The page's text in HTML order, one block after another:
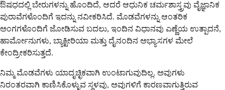
ಔಷಧದಲ್ಲಿ ಬೇರುಗಳನ್ನು ಹೊಂದಿದೆ, ಆದರೆ ಆಧುನಿಕ ಚರ್ಮಶಾಸ್ತ್ರವು ವೈಜ್ಞಾನಿಕ
ಪುರಾವೆಗಳೊಂದಿಗೆ ಇದನ್ನು ನವೀಕರಿಸಿದೆ. ಮೊಡವೆಗಳನ್ನು ಆಂತರಿಕ
ಅಂಗಗಳೊಂದಿಗೆ ಜೋಡಿಸುವ ಬದಲು, ಇಂದಿನ ವಿಧಾನವು ಎಣ್ಣೆಯ ಉತ್ಪಾದನೆ,
ಹಾರ್ಮೋನುಗಳು, ಬ್ಯಾಕ್ಟೀರಿಯಾ ಮತ್ತು ದೈನಂದಿನ ಅಭ್ಯಾಸಗಳ ಮೇಲೆ
ಕೇಂದ್ರೀಕರಿಸುತ್ತದೆ.
ನಿಮ್ಮ ಮೊಡವೆಗಳು ಯಾದೃಚ್ಛಿಕವಾಗಿ ಉಂಟಾಗುವುದಿಲ್ಲ. ಅವುಗಳು
ನಿರಂತರವಾಗಿ ಕಾಣಿಸಿಕೊಳ್ಳುವ ಸ್ಥಳವು, ಅವುಗಳಿಗೆ ಕಾರಣವಾಗುತ್ತಿರುವ